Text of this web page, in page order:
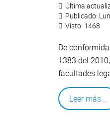
Última
Publicado:
Visto: 1468
De
1383 del
facultades
Leer más...